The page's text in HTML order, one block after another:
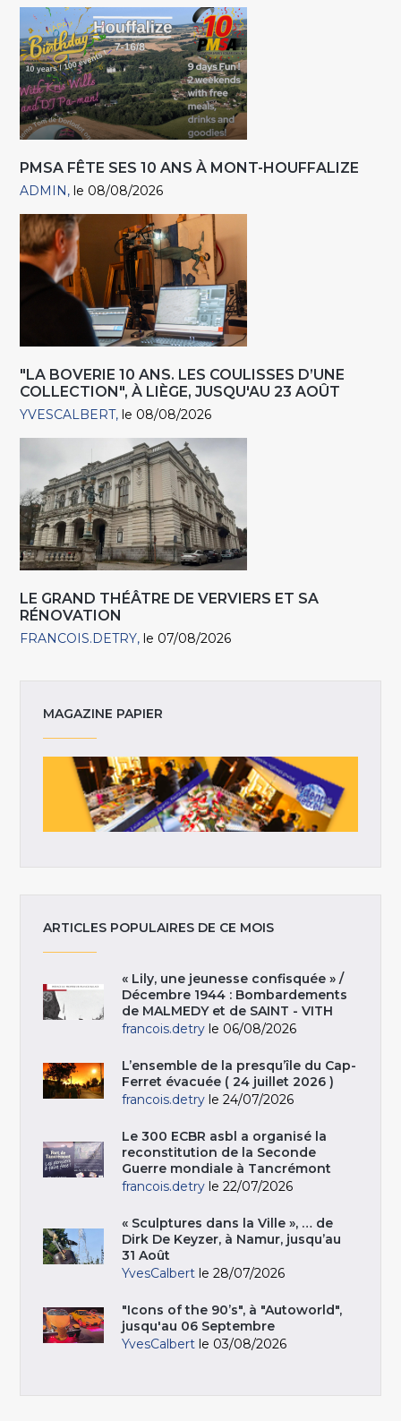
PMSA FÊTE SES 10 ANS À MONT-HOUFFALIZE
ADMIN le 08/08/2026
"LA BOVERIE 10 ANS. LES COULISSES D’UNE
COLLECTION", À LIÈGE, JUSQU'AU 23 AOÛT
YVESCALBERT le 08/08/2026
LE GRAND THÉÂTRE DE VERVIERS ET SA
RÉNOVATION
FRANCOIS.DETRY le 07/08/2026
MAGAZINE PAPIER
ARTICLES POPULAIRES DE CE MOIS
« Lily, une jeunesse confisquée » /
Décembre 1944 : Bombardements
de MALMEDY et de SAINT - VITH
francois.detry le 06/08/2026
L’ensemble de la presqu’île du Cap-
Ferret évacuée ( 24 juillet 2026 )
francois.detry le 24/07/2026
Le 300 ECBR asbl a organisé la
reconstitution de la Seconde
Guerre mondiale à Tancrémont
francois.detry le 22/07/2026
« Sculptures dans la Ville », … de
Dirk De Keyzer, à Namur, jusqu’au
31 Août
YvesCalbert le 28/07/2026
"Icons of the 90’s", à "Autoworld",
jusqu'au 06 Septembre
YvesCalbert le 03/08/2026